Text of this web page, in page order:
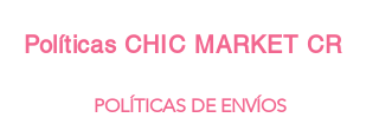
Políticas CHIC MARKET CR
POLÍTICASDE ENVÍOS